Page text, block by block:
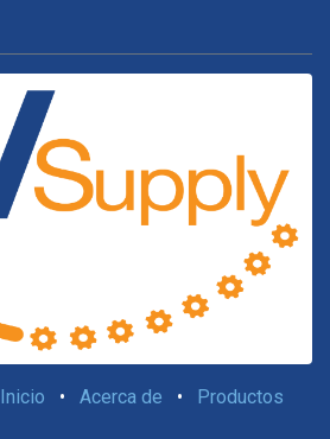
Inicio • Acerca de • Productos